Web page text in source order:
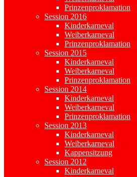
Prinzenproklamation
Session 2016
Kinderkarneval
Weiberkarneval
Prinzenproklamation
Session 2015
Kinderkarneval
Weiberkarneval
Prinzenproklamation
Session 2014
Kinderkarneval
Weiberkarneval
Prinzenproklamation
Session 2013
Kinderkarneval
Weiberkarneval
Kappensitzung
Session 2012
Kinderkarneval